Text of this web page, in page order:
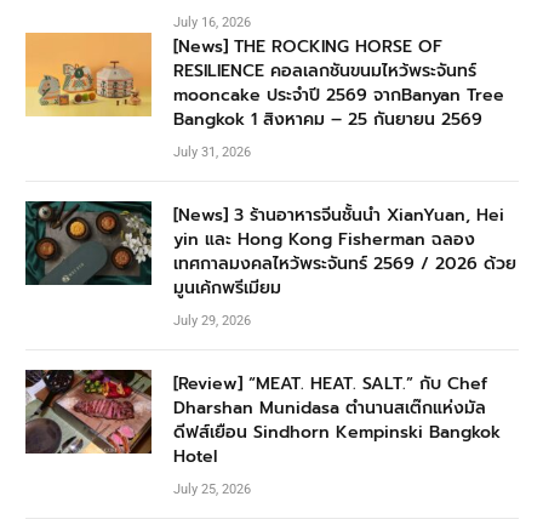
July 16, 2026
[News] THE ROCKING HORSE OF
RESILIENCE คอลเลกชันขนมไหว้พระจันทร์
mooncake ประจำปี 2569 จากBanyan Tree
Bangkok 1 สิงหาคม – 25 กันยายน 2569
July 31, 2026
[News] 3 ร้านอาหารจีนชั้นนำ XianYuan, Hei
yin และ Hong Kong Fisherman ฉลอง
เทศกาลมงคลไหว้พระจันทร์ 2569 / 2026 ด้วย
มูนเค้กพรีเมียม
July 29, 2026
[Review] “MEAT. HEAT. SALT.” กับ Chef
Dharshan Munidasa ตำนานสเต๊กแห่งมัล
ดีฟส์เยือน Sindhorn Kempinski Bangkok
Hotel
July 25, 2026